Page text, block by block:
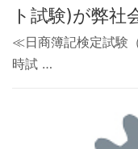
ト試験)が弊社
≪日商簿記検定試験
時試 …